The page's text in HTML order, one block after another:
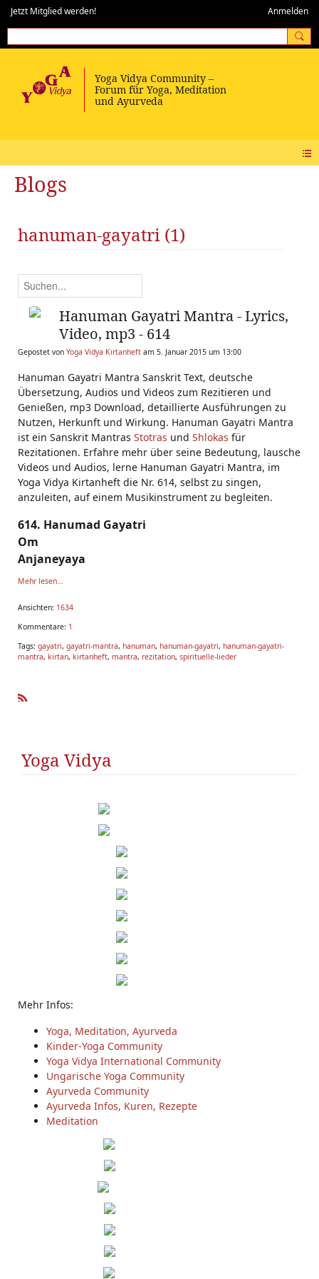
Jetzt Mitglied werden! Anmelden
Blogs
hanuman-gayatri (1)
Hanuman Gayatri Mantra - Lyrics,
Video, mp3 - 614
Gepostet von Yoga Vidya Kirtanheft am 5. Januar 2015 um 13:00
Hanuman Gayatri Mantra Sanskrit Text, deutsche
Übersetzung, Audios und Videos zum Rezitieren und
Genießen, mp3 Download, detaillierte Ausführungen zu
Nutzen, Herkunft und Wirkung. Hanuman Gayatri Mantra
ist ein Sanskrit Mantras Stotras und Shlokas für
Rezitationen. Erfahre mehr über seine Bedeutung, lausche
Videos und Audios, lerne Hanuman Gayatri Mantra, im
Yoga Vidya Kirtanheft die Nr. 614, selbst zu singen,
anzuleiten, auf einem Musikinstrument zu begleiten.
614. Hanumad Gayatri
Om
Anjaneyaya
Mehr lesen...
Ansichten: 1634
Kommentare: 1
Tags: gayatri, gayatri-mantra, hanuman, hanuman-gayatri, hanuman-gayatri-
mantra, kirtan, kirtanheft, mantra, rezitation, spirituelle-lieder
Yoga Vidya
Mehr Infos:
Yoga, Meditation, Ayurveda
Kinder-Yoga Community
Yoga Vidya International Community
Ungarische Yoga Community
Ayurveda Community
Ayurveda Infos, Kuren, Rezepte
Meditation